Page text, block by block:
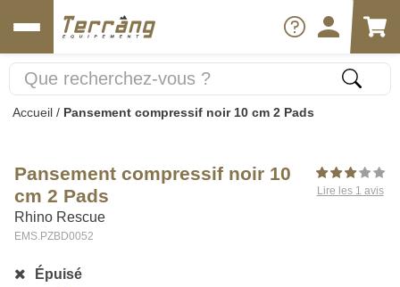
Accueil / Pansement compressif noir 10 cm 2 Pads
Pansement compressif noir 10
cm 2 Pads
Rhino Rescue
EMS.PZBD0052
Lire les 1 avis
Épuisé